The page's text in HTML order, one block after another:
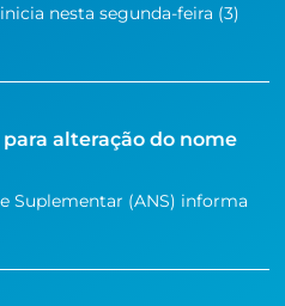
nesta segunda-feira (3)
alteração do nome
Suplementar (ANS) informa